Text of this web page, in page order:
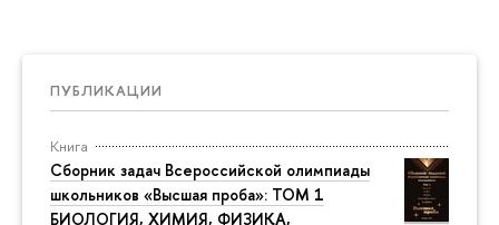
ПУБЛИКАЦИИ
Книга
Сборник задач Всероссийской олимпиады
школьников «Высшая проба»: ТОМ 1
БИОЛОГИЯ, ХИМИЯ, ФИЗИКА,